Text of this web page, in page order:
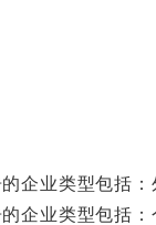
业类型包括：
业类型包括：